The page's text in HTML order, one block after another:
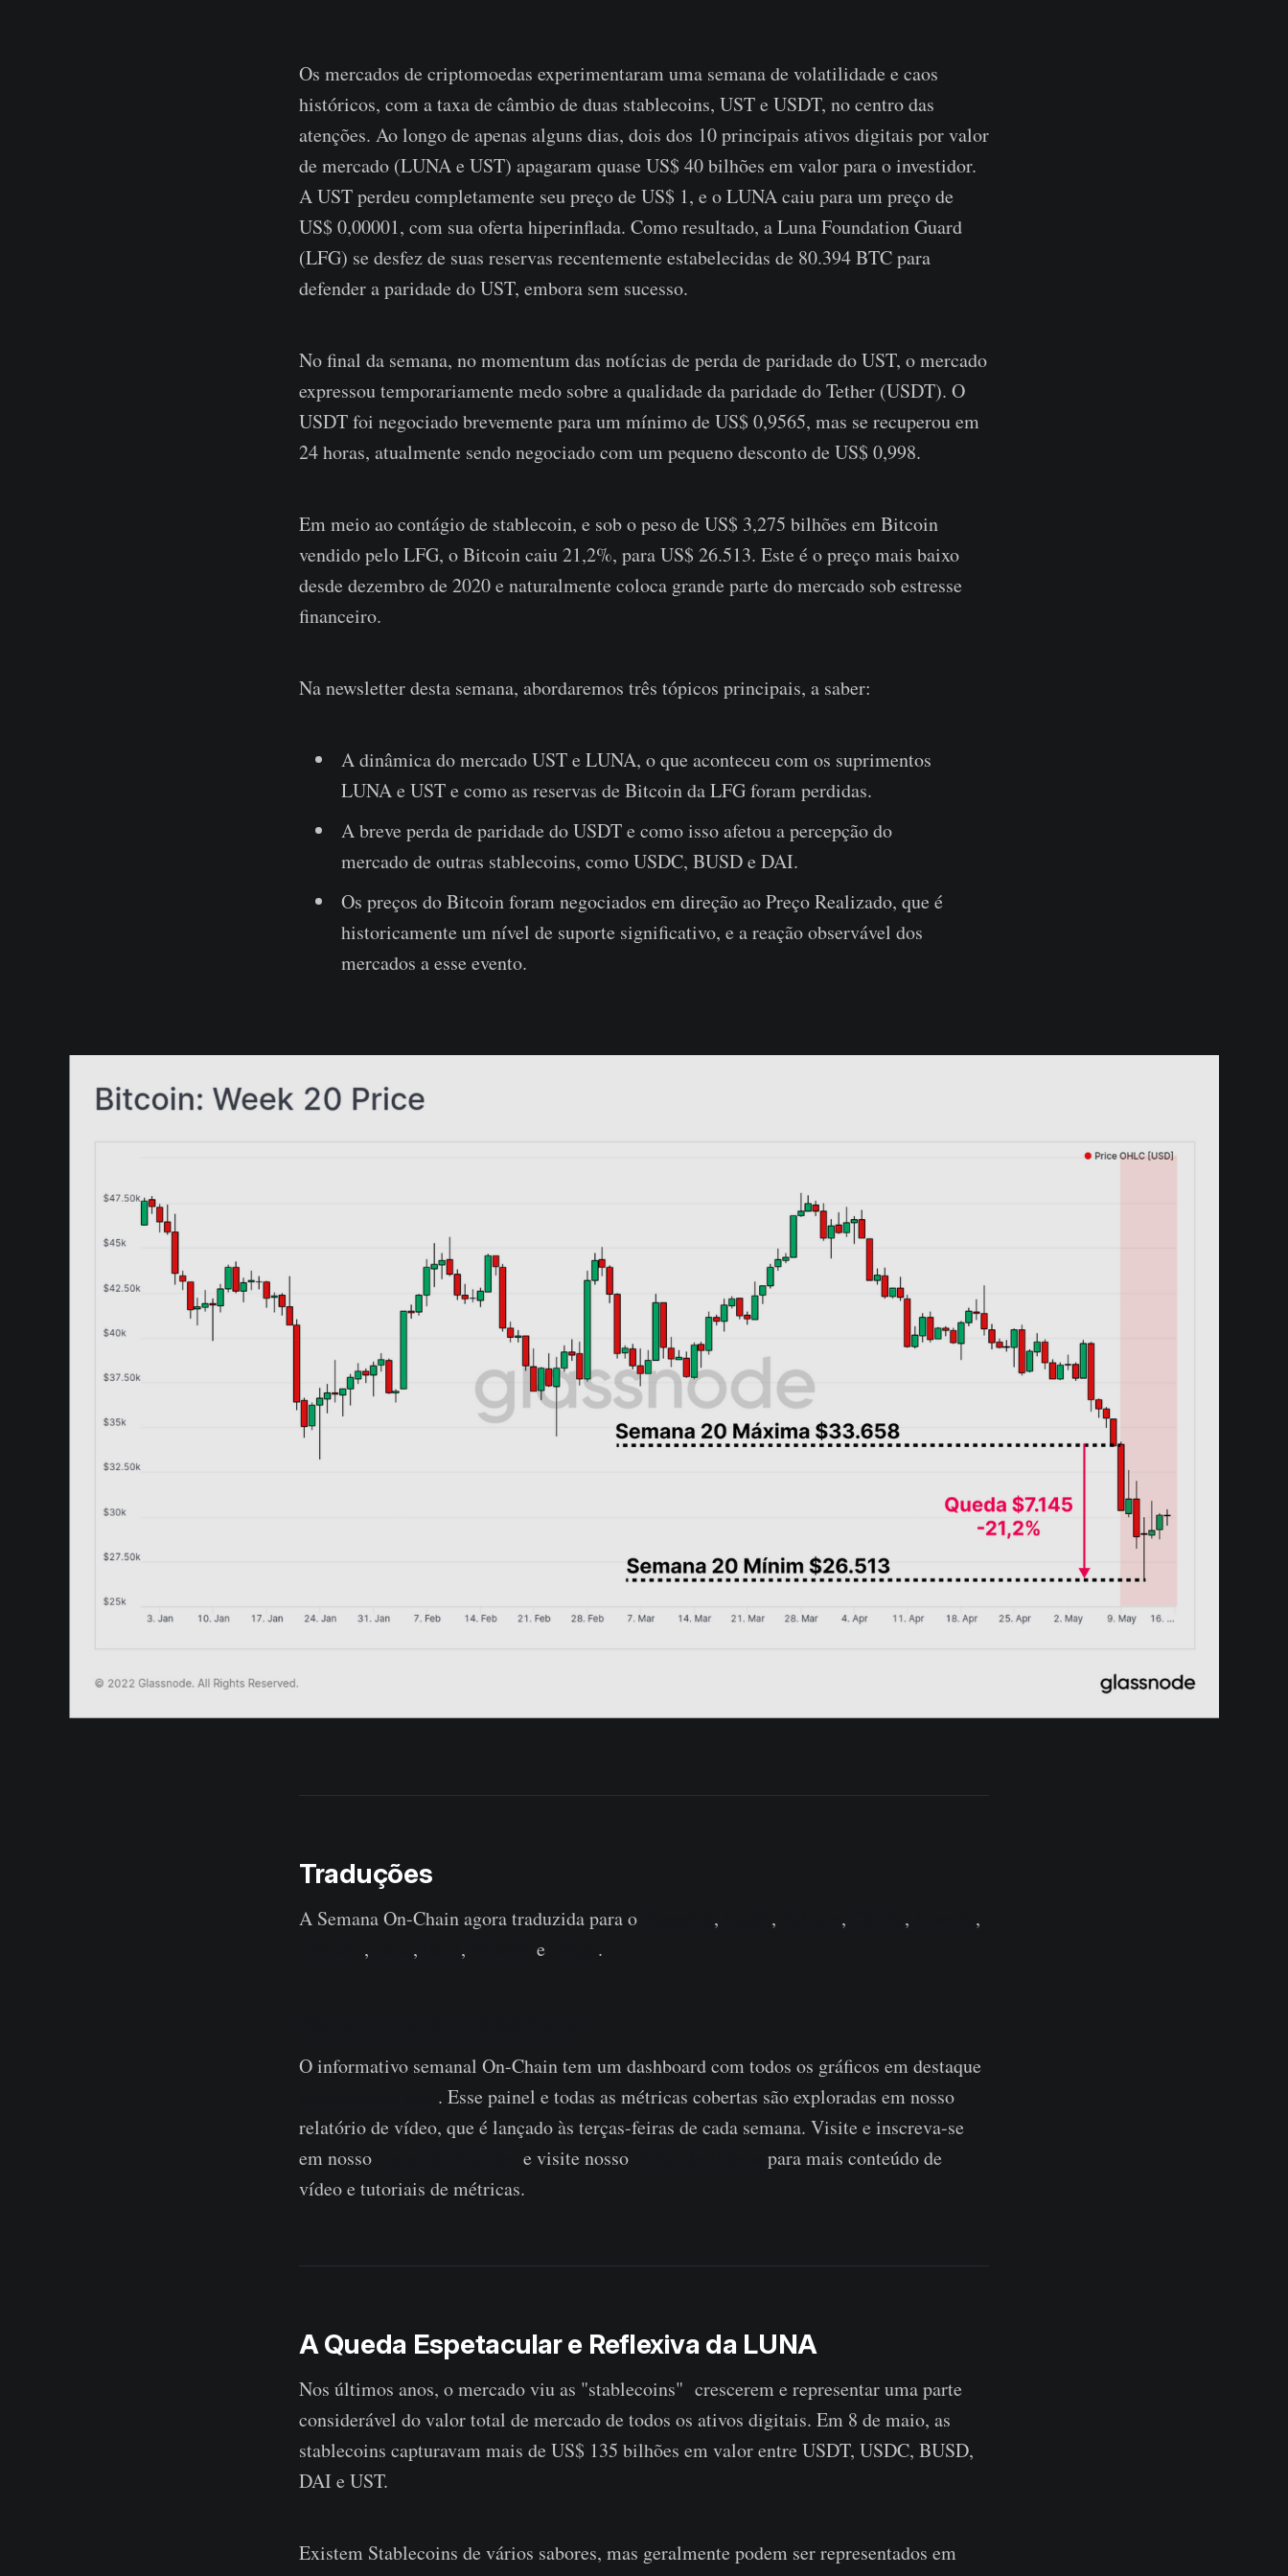
Os mercados de criptomoedas experimentaram uma semana de volatilidade e caos
históricos, com a taxa de câmbio de duas stablecoins, UST e USDT, no centro das
atenções. Ao longo de apenas alguns dias, dois dos 10 principais ativos digitais por valor
de mercado (LUNA e UST) apagaram quase US$ 40 bilhões em valor para o investidor.
A UST perdeu completamente seu preço de US$ 1, e o LUNA caiu para um preço de
US$ 0,00001, com sua oferta hiperinflada. Como resultado, a Luna Foundation Guard
(LFG) se desfez de suas reservas recentemente estabelecidas de 80.394 BTC para
defender a paridade do UST, embora sem sucesso.
No final da semana, no momentum das notícias de perda de paridade do UST, o mercado
expressou temporariamente medo sobre a qualidade da paridade do Tether (USDT). O
USDT foi negociado brevemente para um mínimo de US$ 0,9565, mas se recuperou em
24 horas, atualmente sendo negociado com um pequeno desconto de US$ 0,998.
Em meio ao contágio de stablecoin, e sob o peso de US$ 3,275 bilhões em Bitcoin
vendido pelo LFG, o Bitcoin caiu 21,2%, para US$ 26.513. Este é o preço mais baixo
desde dezembro de 2020 e naturalmente coloca grande parte do mercado sob estresse
financeiro.
Na newsletter desta semana, abordaremos três tópicos principais, a saber:
A dinâmica do mercado UST e LUNA, o que aconteceu com os suprimentos
LUNA e UST e como as reservas de Bitcoin da LFG foram perdidas.
A breve perda de paridade do USDT e como isso afetou a percepção do
mercado de outras stablecoins, como USDC, BUSD e DAI.
Os preços do Bitcoin foram negociados em direção ao Preço Realizado, que é
historicamente um nível de suporte significativo, e a reação observável dos
mercados a esse evento.
Traduções
A Semana On-Chain agora traduzida para o , , , ,
,
, , , e .
O informativo semanal On-Chain tem um dashboard com todos os gráficos em destaque
. Esse painel e todas as métricas cobertas são exploradas em nosso
relatório de vídeo, que é lançado às terças-feiras de cada semana. Visite e inscreva-se
em nosso
e visite nosso
para mais conteúdo de
vídeo e tutoriais de métricas.
A Queda Espetacular e Reflexiva da LUNA
Nos últimos anos, o mercado viu as "stablecoins" crescerem e representar uma parte
considerável do valor total de mercado de todos os ativos digitais. Em 8 de maio, as
stablecoins capturavam mais de US$ 135 bilhões em valor entre USDT, USDC, BUSD,
DAI e UST.
Existem Stablecoins de vários sabores, mas geralmente podem ser representados em